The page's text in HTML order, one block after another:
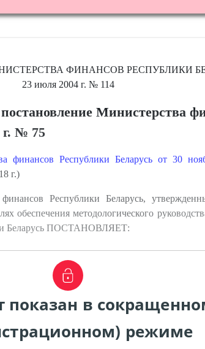
ФИНАНСОВ РЕСПУБЛИКИ
23 июля 2004 г. № 114
Министерства
г. № 75
финансов Республики Беларусь от 30
г.)
Республики Беларусь,
обеспечения методологического
Беларусь ПОСТАНОВЛЯЕТ:
показан в
режиме